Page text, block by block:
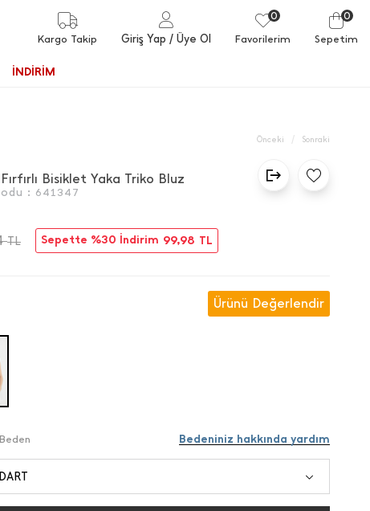
Kargo Takip Giriş Yap / Üye Ol
0
Favorilerim
0
Sepetim
İNDİRİM
Önceki / Sonraki
Bisiklet Yaka Triko Bluz
: 641347
TL Sepette %30 İndirim 99,98 TL
Ürünü Değerlendir
Bedeniniz hakkında yardım